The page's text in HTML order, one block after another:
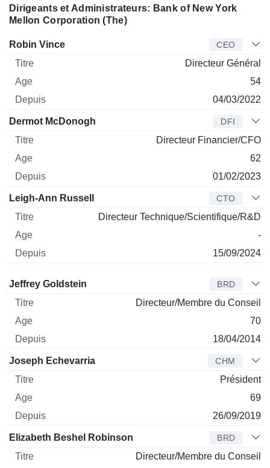
Dirigeants et Administrateurs: Bank of New York
Mellon Corporation (The)
Dirigeant Titre
Robin Vince CEO
Directeur Général
54
04/03/2022
Dermot McDonogh DFI
Directeur Financier/CFO
62
01/02/2023
Leigh-Ann Russell CTO
Directeur Technique/Scientifique/R&D
-
15/09/2024
Administrateur Titre
Jeffrey Goldstein BRD
Directeur/Membre du Conseil
70
18/04/2014
Joseph Echevarria CHM
Président
69
26/09/2019
Elizabeth Beshel Robinson BRD
Directeur/Membre du Conseil